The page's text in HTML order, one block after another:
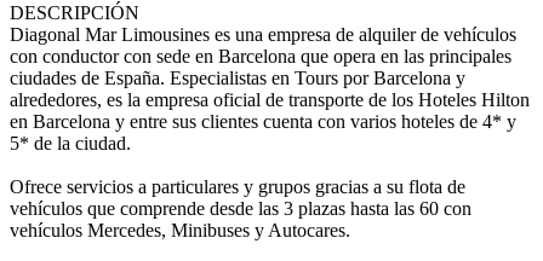
DESCRIPCIÓN
Diagonal Mar Limousines es una empresa de alquiler de vehículos
con conductor con sede en Barcelona que opera en las principales
ciudades de España. Especialistas en Tours por Barcelona y
alrededores, es la empresa oficial de transporte de los Hoteles Hilton
en Barcelona y entre sus clientes cuenta con varios hoteles de 4* y
5* de la ciudad.
Ofrece servicios a particulares y grupos gracias a su flota de
vehículos que comprende desde las 3 plazas hasta las 60 con
vehículos Mercedes, Minibuses y Autocares.